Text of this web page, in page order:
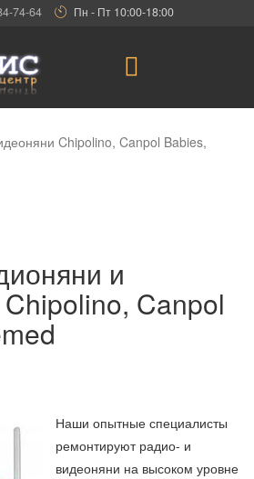
74-64 Пн - Пт 10:00-18:00
Chipolino, Canpol Babies,
и
Canpol
Наши опытные специалисты
ремонтируют радио- и
видеоняни на высоком уровне